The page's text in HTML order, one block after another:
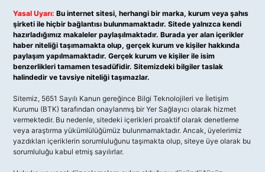
Yasal Uyarı: Bu internet sitesi, herhangi bir marka, kurum veya şahıs
şirketi ile hiçbir bağlantısı bulunmamaktadır. Sitede yalnızca kendi
hazırladığımız makaleler paylaşılmaktadır. Burada yer alan içerikler
haber niteliği taşımamakta olup, gerçek kurum ve kişiler hakkında
paylaşım yapılmamaktadır. Gerçek kurum ve kişiler ile isim
benzerlikleri tamamen tesadüfidir. Sitemizdeki bilgiler taslak
halindedir ve tavsiye niteliği taşımazlar.
Sitemiz, 5651 Sayılı Kanun gereğince Bilgi Teknolojileri ve İletişim
Kurumu (BTK) tarafından onaylanmış bir Yer Sağlayıcı olarak hizmet
vermektedir. Bu nedenle, sitedeki içerikleri proaktif olarak denetleme
veya araştırma yükümlülüğümüz bulunmamaktadır. Ancak, üyelerimiz
yazdıkları içeriklerin sorumluluğunu taşımakta olup, siteye üye olarak bu
sorumluluğu kabul etmiş sayılırlar.